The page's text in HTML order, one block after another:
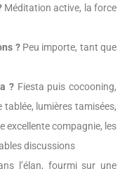
Méditation active, la force
? Peu importe, tant que
? Fiesta puis cocooning,
lumières tamisées,
excellente compagnie, les
discussions
l’élan, fourmi sur une